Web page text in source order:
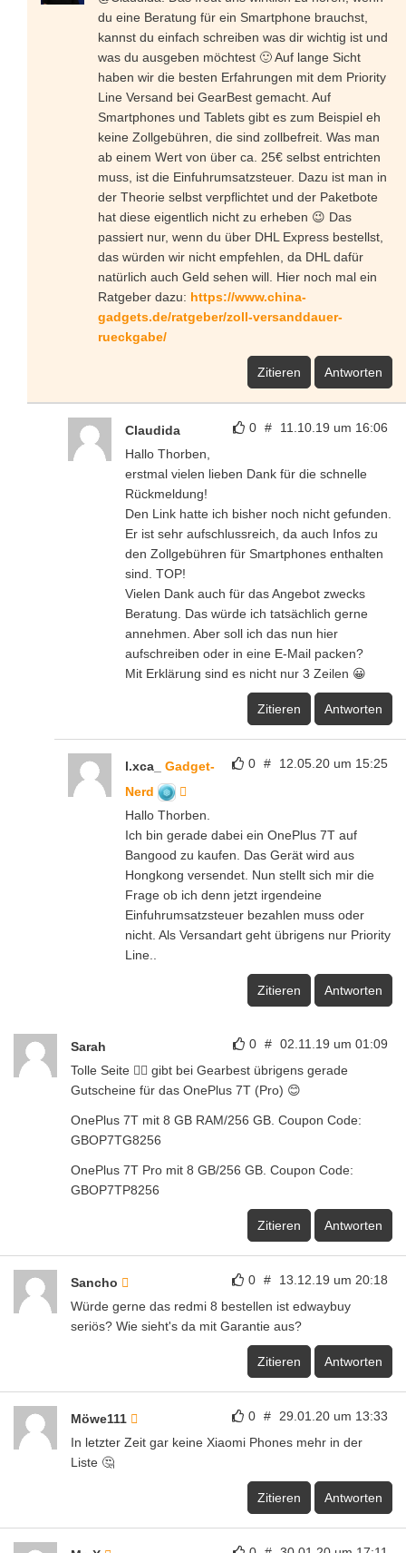
du eine Beratung für ein Smartphone brauchst,
kannst du einfach schreiben was dir wichtig ist und
was du ausgeben möchtest 🙂 Auf lange Sicht
haben wir die besten Erfahrungen mit dem Priority
Line Versand bei GearBest gemacht. Auf
Smartphones und Tablets gibt es zum Beispiel eh
keine Zollgebühren, die sind zollbefreit. Was man
ab einem Wert von über ca. 25€ selbst entrichten
muss, ist die Einfuhrumsatzsteuer. Dazu ist man in
der Theorie selbst verpflichtet und der Paketbote
hat diese eigentlich nicht zu erheben 😉 Das
passiert nur, wenn du über DHL Express bestellst,
das würden wir nicht empfehlen, da DHL dafür
natürlich auch Geld sehen will. Hier noch mal ein
Ratgeber dazu: https://www.china-
gadgets.de/ratgeber/zoll-versanddauer-
rueckgabe/
Zitieren Antworten
0 # 11.10.19 um 16:06
Claudida
Hallo Thorben,
erstmal vielen lieben Dank für die schnelle
Rückmeldung!
Den Link hatte ich bisher noch nicht gefunden.
Er ist sehr aufschlussreich, da auch Infos zu
den Zollgebühren für Smartphones enthalten
sind. TOP!
Vielen Dank auch für das Angebot zwecks
Beratung. Das würde ich tatsächlich gerne
annehmen. Aber soll ich das nun hier
aufschreiben oder in eine E-Mail packen?
Mit Erklärung sind es nicht nur 3 Zeilen 😀
Zitieren Antworten
0 # 12.05.20 um 15:25
l.xca_ Gadget-
Nerd
Hallo Thorben.
Ich bin gerade dabei ein OnePlus 7T auf
Bangood zu kaufen. Das Gerät wird aus
Hongkong versendet. Nun stellt sich mir die
Frage ob ich denn jetzt irgendeine
Einfuhrumsatzsteuer bezahlen muss oder
nicht. Als Versandart geht übrigens nur Priority
Line..
Zitieren Antworten
0 # 02.11.19 um 01:09
Sarah
Tolle Seite 👍🏼 gibt bei Gearbest übrigens gerade
Gutscheine für das OnePlus 7T (Pro) 😊
OnePlus 7T mit 8 GB RAM/256 GB. Coupon Code:
GBOP7TG8256
OnePlus 7T Pro mit 8 GB/256 GB. Coupon Code:
GBOP7TP8256
Zitieren Antworten
0 # 13.12.19 um 20:18
Sancho
Würde gerne das redmi 8 bestellen ist edwaybuy
seriös? Wie sieht's da mit Garantie aus?
Zitieren Antworten
0 # 29.01.20 um 13:33
Möwe111
In letzter Zeit gar keine Xiaomi Phones mehr in der
Liste 🤔
Zitieren Antworten